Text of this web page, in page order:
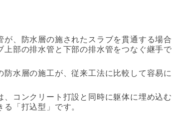
が、防水層の施されたスラブを貫通する場合
上部の排水管と下部の排水管をつなぐ継手で
防水層の施工が、従来工法に比較して容易に
、コンクリート打設と同時に躯体に埋め込む
る「打込型」です。